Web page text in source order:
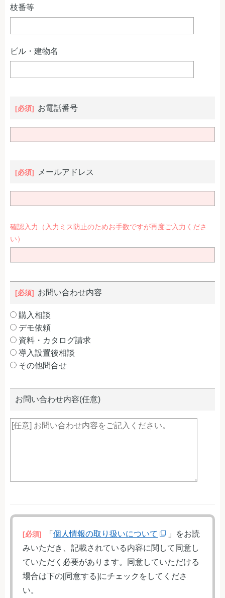
枝番等
ビル・建物名
お電話番号
メールアドレス
確認入力（入力ミス防止のためお手数ですが再度ご入力くださ
い）
お問い合わせ内容
購入相談
デモ依頼
資料・カタログ請求
導入設置後相談
その他問合せ
お問い合わせ内容(任意)
[必須] 「個人情報の取り扱いについて
」をお読
みいただき、記載されている内容に関して同意し
ていただく必要があります。同意していただける
場合は下の[同意する]にチェックをしてくださ
い。